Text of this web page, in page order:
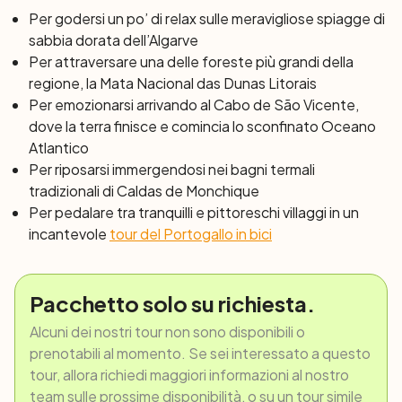
Portogallo è famoso, oltre a un imponente altare d’oro.
Questa chiesa in stile barocco è aperta ai visitatori,
quindi vi consigliamo di prendervi del tempo per visitarla.
La prossima fermata sarà Loulé, una fiorente e antica
città mercato: la cittadina è un paradiso per gli
esploratori, con le sue stradine acciottolate che
conducono al largo dell’
negozi, bar e ristorantini nascosti. Nel pomeriggio vi
farete strada attraverso le dolci colline a nord di Loulé e
lo sforzo sarà ricompensato dallo scenario incantevole.
Vi consigliamo di fare una breve deviazione nel villaggio di
chiesa e il suo accogliente caffè. Da qui percorrerete
strade per lo più prive di traffico, punteggiate da piccole
città e villaggi, con ampie scene di campagna a sinistra e
a destra. Infine, raggiungerete l’incantevole villaggio di
Alte, famoso per le sue case dipinte di bianco e le sue
sorgenti di acqua dolce.
Per godersi un po’ di relax sulle meravigliose spiagge di
sabbia dorata dell’Algarve
Per attraversare una delle foreste più grandi della
regione, la Mata Nacional das Dunas Litorais
Per emozionarsi arrivando al Cabo de São Vicente,
dove la terra finisce e comincia lo sconfinato Oceano
Atlantico
Per riposarsi immergendosi nei bagni termali
tradizionali di Caldas de Monchique
Per pedalare tra tranquilli e pittoreschi villaggi in un
incantevole tour del Portogallo in bici
Pacchetto solo su richiesta.
Alcuni dei nostri tour non sono disponibili o
prenotabili al momento. Se sei interessato a questo
tour, allora richiedi maggiori informazioni al nostro
team sulle prossime disponibilità, o su un tour simile